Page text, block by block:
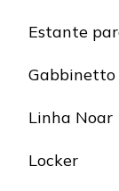
Estante
Gabbinetto
Linha Noar
Locker